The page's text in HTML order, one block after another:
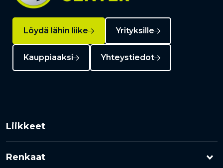
Löydä lähin liike Yrityksille
Kauppiaaksi Yhteystiedot
Liikkeet
Renkaat